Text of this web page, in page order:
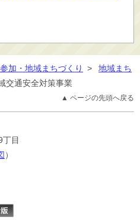
加・地域まちづくり >
地域まち
交通安全対策事業
▲ ページの先頭へ戻る
目
）